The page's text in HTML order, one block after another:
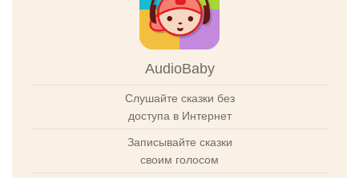
AudioBaby
Слушайте сказки без
доступа в Интернет
Записывайте сказки
своим голосом